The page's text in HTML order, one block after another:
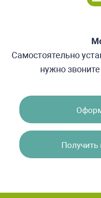
Самостоятельно
нужно
Получить